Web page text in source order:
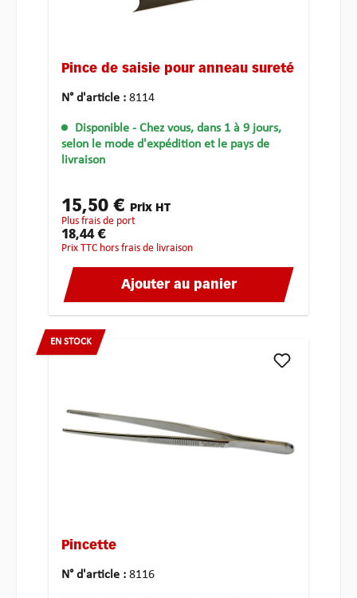
Pince de saisie pour anneau sureté
N° d'article : 8114
Disponible - Chez vous, dans 1 à 9 jours,
selon le mode d'expédition et le pays de
livraison
15,50 € Prix HT
plus frais de port
18,44 €
Prix TTC hors frais de livraison
Ajouter au panier
EN STOCK
Pincette
N° d'article : 8116